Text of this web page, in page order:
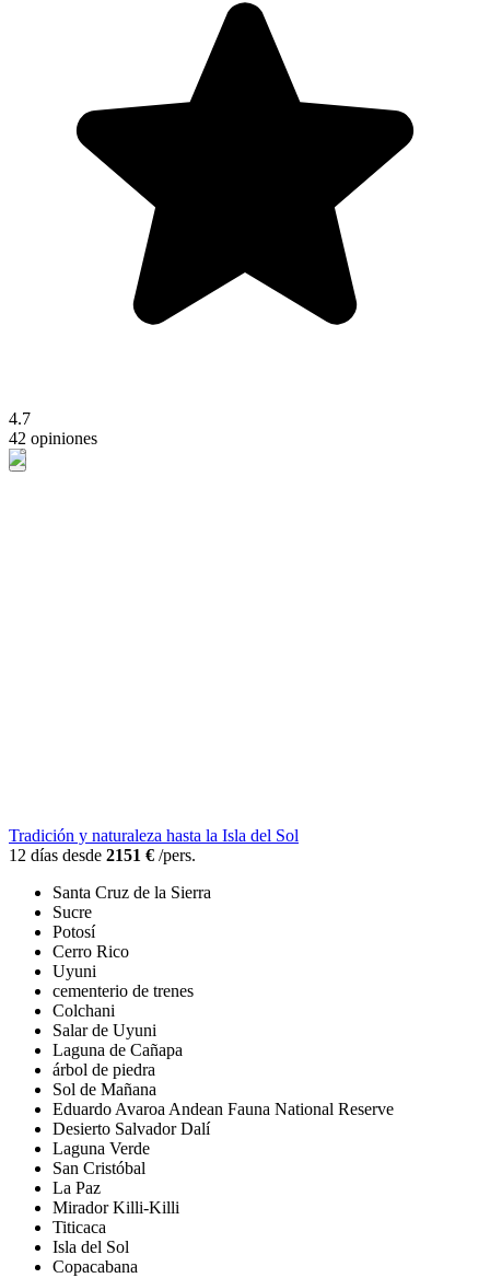
4.7
42 opiniones
Tradición y naturaleza hasta la Isla del Sol
12 días desde 2151 € /pers.
Santa Cruz de la Sierra
Sucre
Potosí
Cerro Rico
Uyuni
cementerio de trenes
Colchani
Salar de Uyuni
Laguna de Cañapa
árbol de piedra
Sol de Mañana
Eduardo Avaroa Andean Fauna National Reserve
Desierto Salvador Dalí
Laguna Verde
San Cristóbal
La Paz
Mirador Killi-Killi
Titicaca
Isla del Sol
Copacabana